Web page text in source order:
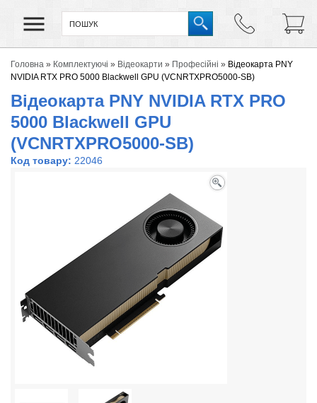
Головна » Комплектуючі » Відеокарти » Професійні » Відеокарта PNY
NVIDIA RTX PRO 5000 Blackwell GPU (VCNRTXPRO5000-SB)
Відеокарта PNY NVIDIA RTX PRO
5000 Blackwell GPU
(VCNRTXPRO5000-SB)
Код товару: 22046